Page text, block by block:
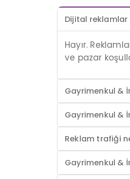
Dijital
Hayır.
ve pazar
Gayrimenkul &
Gayrimenkul &
Reklam trafiği
Gayrimenkul &